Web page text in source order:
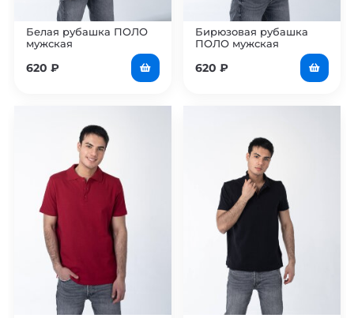
Белая рубашка ПОЛО
мужская
620 ₽
Бирюзовая рубашка
ПОЛО мужская
620 ₽